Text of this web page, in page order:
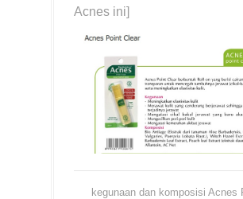
Acnes ini]
kegunaan dan komposisi Acnes